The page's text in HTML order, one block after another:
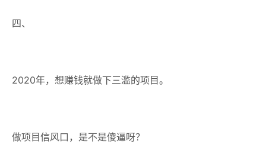
四、
2020年，想赚钱就做下三滥的项目。
做项目信风口，是不是傻逼呀？